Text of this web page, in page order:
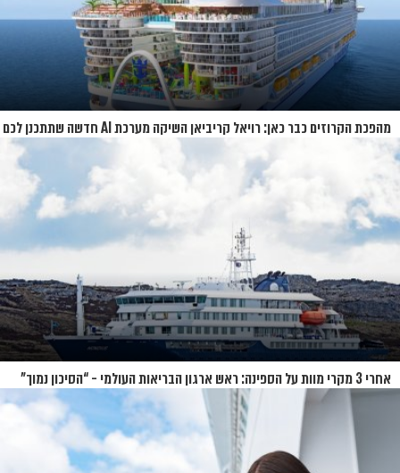
מהפכת הקרוזים כבר כאן: רויאל קריביאן השיקה מערכת AI חדשה שתתכנן לכם
את כל ההפלגה
אחרי 3 מקרי מוות על הספינה: ראש ארגון הבריאות העולמי - “הסיכון נמוך”